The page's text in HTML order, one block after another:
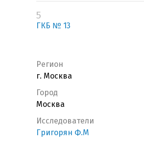
5
ГКБ № 13
Регион
г. Москва
Город
Москва
Исследователи
Григорян Ф.М